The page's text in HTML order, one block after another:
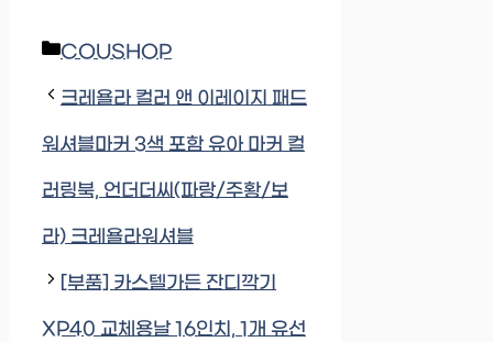
Categories
COUSHOP
크레욜라 컬러 앤 이레이지 패드
워셔블마커 3색 포함 유아 마커 컬
러링북, 언더더씨(파랑/주황/보
라) 크레욜라워셔블
[부품] 카스텔가든 잔디깍기
XP40 교체용날 16인치, 1개 유선